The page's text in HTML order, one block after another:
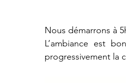
Nous démarrons à
L’ambiance est
progressivement la